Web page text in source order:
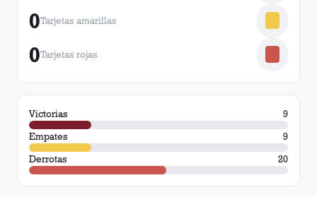
0Tarjetas amarillas
0Tarjetas rojas
Victorias
9
Empates
9
Derrotas
20